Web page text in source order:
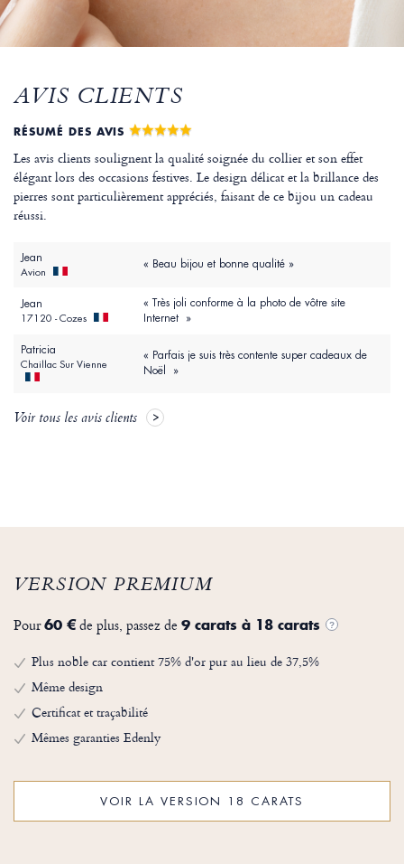
AVIS CLIENTS
RÉSUMÉ DES AVIS
Les avis clients soulignent la qualité soignée du collier et son effet
élégant lors des occasions festives. Le design délicat et la brillance des
pierres sont particulièrement appréciés, faisant de ce bijou un cadeau
réussi.
Jean
Avion
« Beau bijou et bonne qualité »
Jean
17120 - Cozes
« Très joli conforme à la photo de vôtre site
Internet »
Patricia
Chaillac Sur Vienne
« Parfais je suis très contente super cadeaux de
Noël »
Voir tous les avis clients
VERSION PREMIUM
Pour60 €de plus, passez de 9 carats à 18 carats ?
Plus noble car contient 75% d'or pur au lieu de 37,5%
Même design
Certificat et traçabilité
Mêmes garanties Edenly
VOIR LA VERSION 18 CARATS